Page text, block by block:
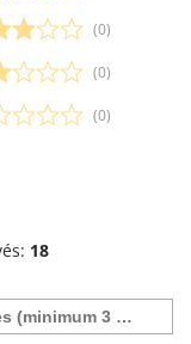
(0)
(0)
(0)
18